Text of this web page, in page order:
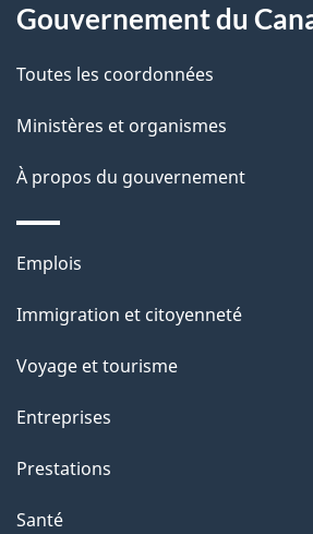
i
l
s
d
e
l
a
p
a
g
e
propos
de
ce
site
Gouvernement du
Toutes les coordonnées
Ministères et organismes
À propos du gouvernement
Thèmes
sujets
Emplois
Immigration et citoyenneté
Voyage et tourisme
Entreprises
Prestations
Santé